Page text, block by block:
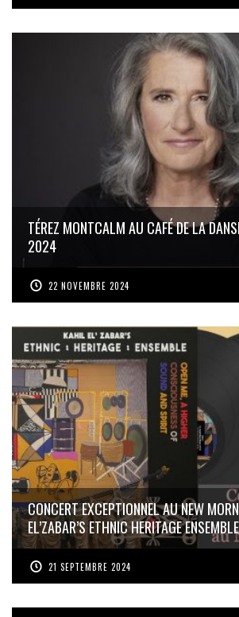
TÉREZ MONTCALM AU CAFÉ DE LA
2024
22 NOVEMBRE 2024
CONCERT EXCEPTIONNEL AU NEW
EL’ZABAR’S ETHNIC HERITAGE ENSEMBLE
21 SEPTEMBRE 2024